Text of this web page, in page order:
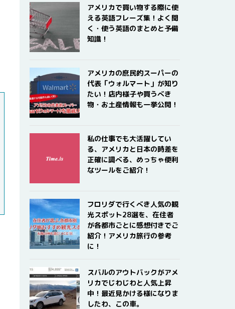
アメリカで買い物する際に使
える英語フレーズ集！よく聞
く・使う英語のまとめと予備
知識！
アメリカの庶民的スーパーの
代表「ウォルマート」が知り
たい！店内様子や買うべき
物・お土産情報も一挙公開！
私の仕事でも大活躍してい
る、アメリカと日本の時差を
正確に調べる、めっちゃ便利
なツールをご紹介！
フロリダで行くべき人気の観
光スポット28選を、在住者
が各都市ごとに感想付きでご
紹介！アメリカ旅行の参考
に！
スバルのアウトバックがアメ
リカでじわじわと人気上昇
中！最近見かける様になりま
したわ、この車。